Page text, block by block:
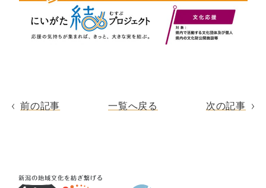
前の記事 一覧へ戻る 次の記事